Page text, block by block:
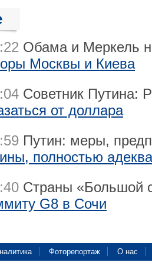
Обама и Меркель
Москвы и Киева
Советник Путина:
от доллара
Путин: меры,
полностью
Страны «Большой
G8 в Сочи
Фоторепортаж О нас